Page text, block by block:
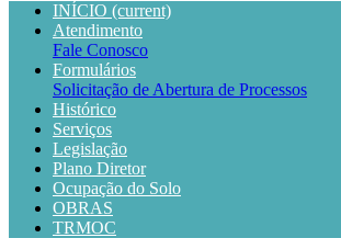
INÍCIO (current)
Atendimento
Fale Conosco
Formulários
Solicitação de Abertura de Processos
Histórico
Serviços
Legislação
Plano Diretor
Ocupação do Solo
OBRAS
TRMOC